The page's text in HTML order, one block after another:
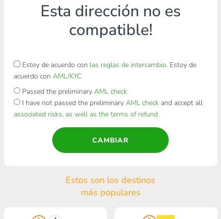
Esta dirección no es
compatible!
Estoy de acuerdo con las reglas de intercambio. Estoy de
acuerdo con AML/KYC
Passed the preliminary AML check
I have not passed the preliminary AML checkand accept all
associated risks, as well as the terms of refund
CAMBIAR
Estos son los destinos
más populares